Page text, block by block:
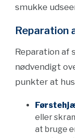
smukke
Reparation
Reparation af
nødvendigt
punkter at
eller
at bruge